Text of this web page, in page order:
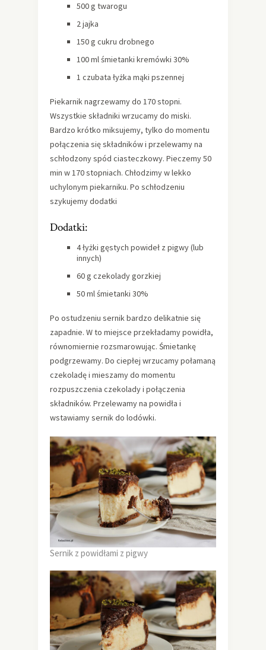
500 g twarogu
2 jajka
150 g cukru drobnego
100 ml śmietanki kremówki 30%
1 czubata łyżka mąki pszennej
Piekarnik nagrzewamy do 170 stopni.
Wszystkie składniki wrzucamy do miski.
Bardzo krótko miksujemy, tylko do momentu
połączenia się składników i przelewamy na
schłodzony spód ciasteczkowy. Pieczemy 50
min w 170 stopniach. Chłodzimy w lekko
uchylonym piekarniku. Po schłodzeniu
szykujemy dodatki
Dodatki:
4 łyżki gęstych powideł z pigwy (lub
innych)
60 g czekolady gorzkiej
50 ml śmietanki 30%
Po ostudzeniu sernik bardzo delikatnie się
zapadnie. W to miejsce przekładamy powidła,
równomiernie rozsmarowując. Śmietankę
podgrzewamy. Do ciepłej wrzucamy połamaną
czekoladę i mieszamy do momentu
rozpuszczenia czekolady i połączenia
składników. Przelewamy na powidła i
wstawiamy sernik do lodówki.
Sernik z powidłami z pigwy